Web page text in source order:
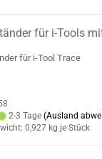
für i-Tools
für i-Tool Trace
2-3 Tage (Ausland
0,927 kg je Stück